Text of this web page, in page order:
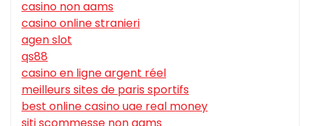
casino non aams
casino online stranieri
agen slot
qs88
casino en ligne argent réel
meilleurs sites de paris sportifs
best online casino uae real money